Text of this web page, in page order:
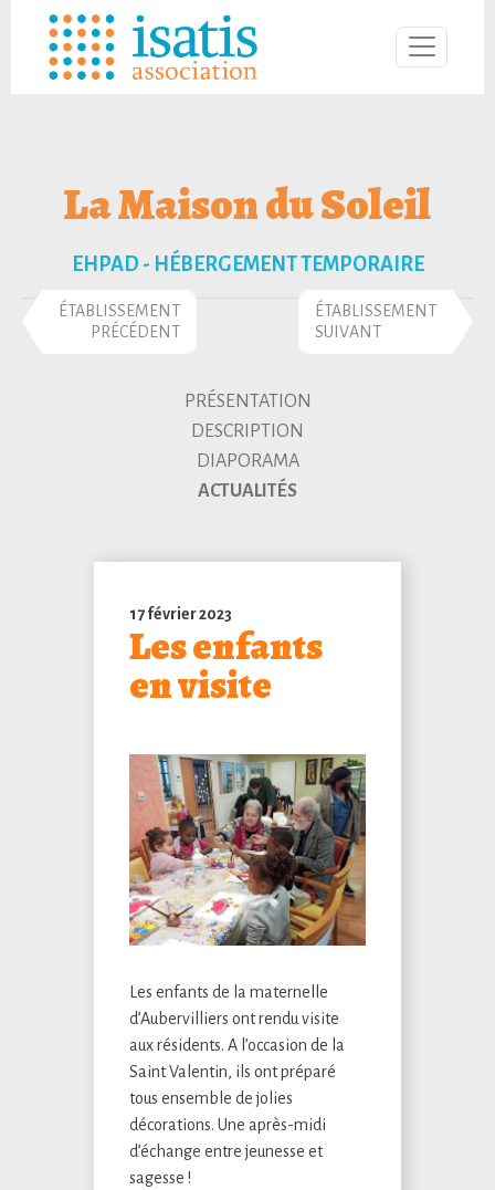
La Maison du Soleil
EHPAD - HÉBERGEMENT TEMPORAIRE
ÉTABLISSEMENT
PRÉCÉDENT
ÉTABLISSEMENT
SUIVANT
PRÉSENTATION
DESCRIPTION
DIAPORAMA
ACTUALITÉS
17 février 2023
Les enfants
en visite
Les enfants de la maternelle
d’Aubervilliers ont rendu visite
aux résidents. A l’occasion de la
Saint Valentin, ils ont préparé
tous ensemble de jolies
décorations. Une après-midi
d’échange entre jeunesse et
sagesse !